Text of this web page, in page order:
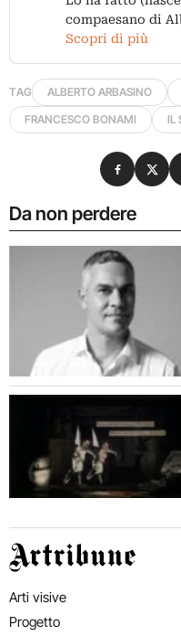
compaesano di
Scopri di più
TAG ALBERTO ARBASINO
FRANCESCO BONAMI
IL
Da non perdere
Condividi
Artribune
Arti visive
Progetto